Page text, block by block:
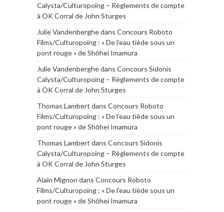
Calysta/Culturopoing – Règlements de compte
à OK Corral de John Sturges
Julie Vandenberghedans Concours Roboto
Films/Culturopoing : « De l’eau tiède sous un
pont rouge » de Shōhei Imamura
Julie Vandenberghedans Concours Sidonis
Calysta/Culturopoing – Règlements de compte
à OK Corral de John Sturges
Thomas Lambert dans Concours Roboto
Films/Culturopoing : « De l’eau tiède sous un
pont rouge » de Shōhei Imamura
Thomas Lambert dans Concours Sidonis
Calysta/Culturopoing – Règlements de compte
à OK Corral de John Sturges
Alain Mignon dans Concours Roboto
Films/Culturopoing : « De l’eau tiède sous un
pont rouge » de Shōhei Imamura